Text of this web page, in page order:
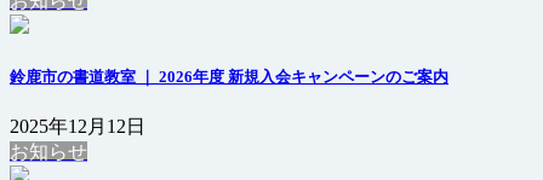
鈴鹿市の書道教室 ｜ 2026年度 新規入会キャンペーンのご案内
2025年12月12日
お知らせ